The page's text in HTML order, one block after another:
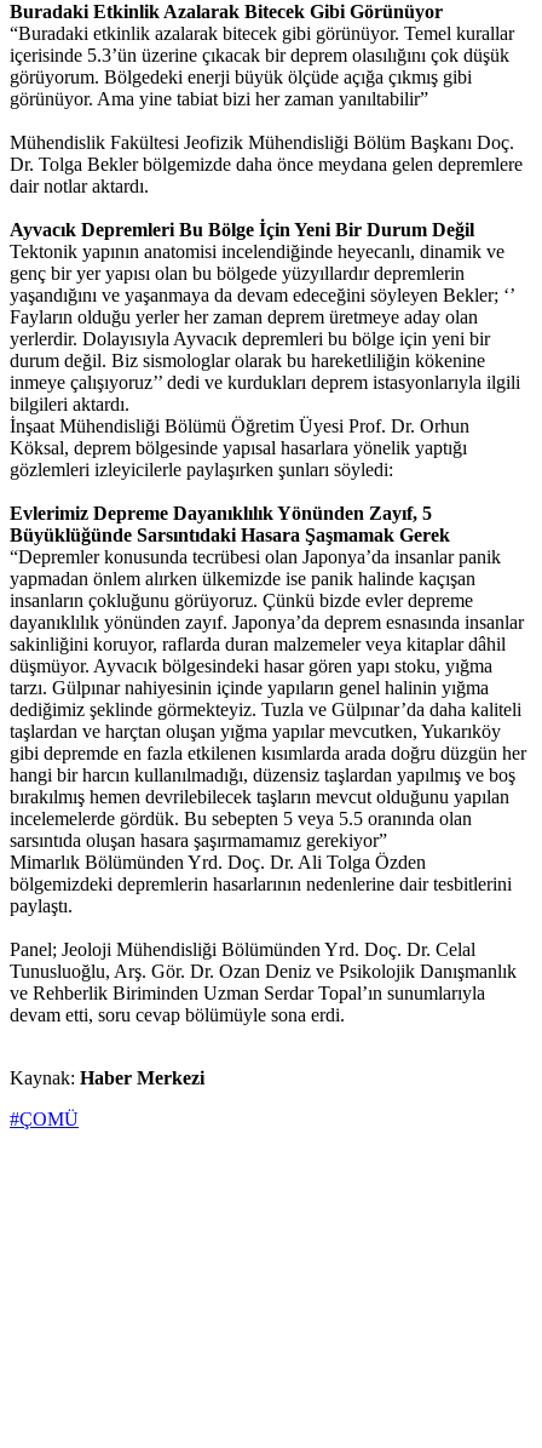
Buradaki Etkinlik Azalarak Bitecek Gibi Görünüyor
“Buradaki etkinlik azalarak bitecek gibi görünüyor. Temel kurallar
içerisinde 5.3’ün üzerine çıkacak bir deprem olasılığını çok düşük
görüyorum. Bölgedeki enerji büyük ölçüde açığa çıkmış gibi
görünüyor. Ama yine tabiat bizi her zaman yanıltabilir”
Mühendislik Fakültesi Jeofizik Mühendisliği Bölüm Başkanı Doç.
Dr. Tolga Bekler bölgemizde daha önce meydana gelen depremlere
dair notlar aktardı.
Ayvacık Depremleri Bu Bölge İçin Yeni Bir Durum Değil
Tektonik yapının anatomisi incelendiğinde heyecanlı, dinamik ve
genç bir yer yapısı olan bu bölgede yüzyıllardır depremlerin
yaşandığını ve yaşanmaya da devam edeceğini söyleyen Bekler; ‘’
Fayların olduğu yerler her zaman deprem üretmeye aday olan
yerlerdir. Dolayısıyla Ayvacık depremleri bu bölge için yeni bir
durum değil. Biz sismologlar olarak bu hareketliliğin kökenine
inmeye çalışıyoruz’’ dedi ve kurdukları deprem istasyonlarıyla ilgili
bilgileri aktardı.
İnşaat Mühendisliği Bölümü Öğretim Üyesi Prof. Dr. Orhun
Köksal, deprem bölgesinde yapısal hasarlara yönelik yaptığı
gözlemleri izleyicilerle paylaşırken şunları söyledi:
Evlerimiz Depreme Dayanıklılık Yönünden Zayıf, 5
Büyüklüğünde Sarsıntıdaki Hasara Şaşmamak Gerek
“Depremler konusunda tecrübesi olan Japonya’da insanlar panik
yapmadan önlem alırken ülkemizde ise panik halinde kaçışan
insanların çokluğunu görüyoruz. Çünkü bizde evler depreme
dayanıklılık yönünden zayıf. Japonya’da deprem esnasında insanlar
sakinliğini koruyor, raflarda duran malzemeler veya kitaplar dâhil
düşmüyor. Ayvacık bölgesindeki hasar gören yapı stoku, yığma
tarzı. Gülpınar nahiyesinin içinde yapıların genel halinin yığma
dediğimiz şeklinde görmekteyiz. Tuzla ve Gülpınar’da daha kaliteli
taşlardan ve harçtan oluşan yığma yapılar mevcutken, Yukarıköy
gibi depremde en fazla etkilenen kısımlarda arada doğru düzgün her
hangi bir harcın kullanılmadığı, düzensiz taşlardan yapılmış ve boş
bırakılmış hemen devrilebilecek taşların mevcut olduğunu yapılan
incelemelerde gördük. Bu sebepten 5 veya 5.5 oranında olan
sarsıntıda oluşan hasara şaşırmamamız gerekiyor”
Mimarlık Bölümünden Yrd. Doç. Dr. Ali Tolga Özden
bölgemizdeki depremlerin hasarlarının nedenlerine dair tesbitlerini
paylaştı.
Panel; Jeoloji Mühendisliği Bölümünden Yrd. Doç. Dr. Celal
Tunusluoğlu, Arş. Gör. Dr. Ozan Deniz ve Psikolojik Danışmanlık
ve Rehberlik Biriminden Uzman Serdar Topal’ın sunumlarıyla
devam etti, soru cevap bölümüyle sona erdi.
Kaynak: Haber Merkezi
#ÇOMÜ